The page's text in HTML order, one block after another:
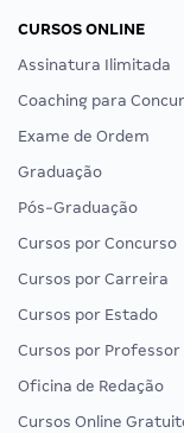
CURSOS ONLINE
Assinatura Ilimitada
Coaching para
Exame de Ordem
Graduação
Pós-Graduação
Cursos por Concurso
Cursos por Carreira
Cursos por Estado
Cursos por Professor
Oficina de Redação
Cursos Online